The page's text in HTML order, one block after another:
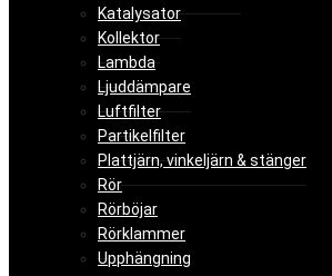
Katalysator
Kollektor
Lambda
Ljuddämpare
Luftfilter
Partikelfilter
Plattjärn, vinkeljärn & stänger
Rör
Rörböjar
Rörklammer
Upphängning